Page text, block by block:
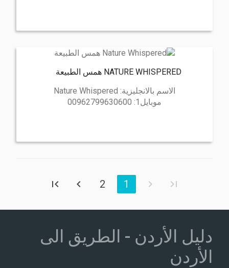
NATURE WHISPERED همس الطبيعة
الاسم بالانجليزية: Nature Whispered
موبايل1:
00962799630600
1
2
دليل الأردن - الطريق الى
الأردن